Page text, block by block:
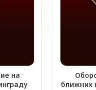
на
ближних